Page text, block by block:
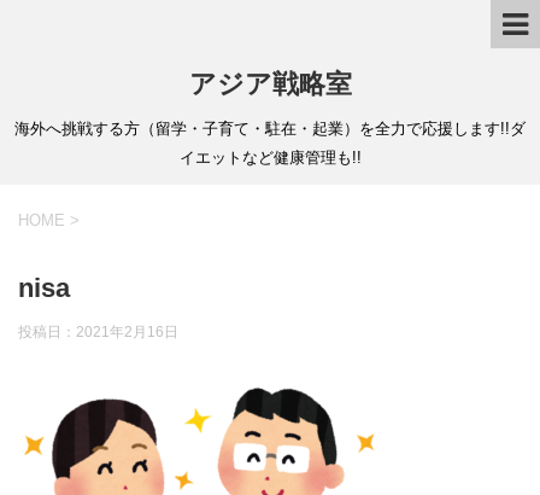
アジア戦略室
海外へ挑戦する方（留学・子育て・駐在・起業）を全力で応援します!!ダ
イエットなど健康管理も!!
HOME >
nisa
投稿日： 2021年2月16日